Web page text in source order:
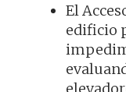
El
edificio